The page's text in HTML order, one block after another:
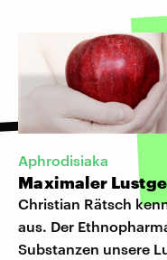
Aphrodisiaka
Maximaler
Christian Rätsch
aus. Der
Substanzen unsere